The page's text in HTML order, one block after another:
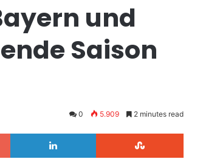
und
Saison
0 5.909 2 minutes read
Google+ LinkedIn